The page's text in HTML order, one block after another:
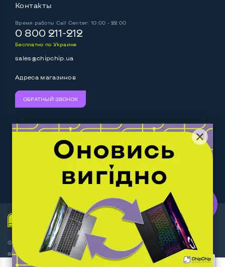
Выход Display port
Выход mini Display port
Выход HDMIДа
Разъем для наушников 3.5 мм
Разъем для микрофона
Выход Gigabit Ethernet LANДа
Выход USB 2_0 2-4 шт
Выход USB 3_0 2-4 шт
Беспроводные подключения:
Да
BluetoothДа
2 пользователя добавили этот товар в корзину
Контакты
Время работы Call Center: 10:00 - 22:00
0 800 211-212
Бесплатно по Украине
sales@chipchip.ua
Адреса магазинов
ОБРАТНЫЙ ЗВОНОК
Следите за нами:
Work.ua — самий кльовий
наш партнер
© Интернет-магазин ChipChip - компьютерная техника и
аксессуары 2014-2026